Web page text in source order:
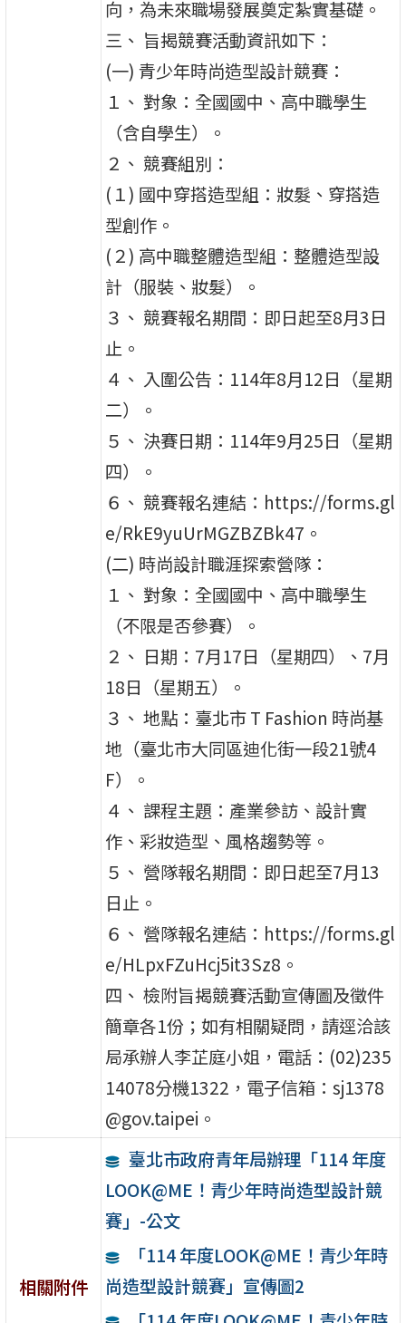
向，為未來職場發展奠定紮實基礎。
三、 旨揭競賽活動資訊如下：
(一) 青少年時尚造型設計競賽：
１、 對象：全國國中、高中職學生
（含自學生）。
２、 競賽組別：
(１) 國中穿搭造型組：妝髮、穿搭造
型創作。
(２) 高中職整體造型組：整體造型設
計（服裝、妝髮）。
３、 競賽報名期間：即日起至8月3日
止。
４、 入圍公告：114年8月12日（星期
二）。
５、 決賽日期：114年9月25日（星期
四）。
６、 競賽報名連結：https://forms.gl
e/RkE9yuUrMGZBZBk47。
(二) 時尚設計職涯探索營隊：
１、 對象：全國國中、高中職學生
（不限是否參賽）。
２、 日期：7月17日（星期四）、7月
18日（星期五）。
３、 地點：臺北市 T Fashion 時尚基
地（臺北市大同區迪化街一段21號4
F）。
４、 課程主題：產業參訪、設計實
作、彩妝造型、風格趨勢等。
５、 營隊報名期間：即日起至7月13
日止。
６、 營隊報名連結：https://forms.gl
e/HLpxFZuHcj5it3Sz8。
四、 檢附旨揭競賽活動宣傳圖及徵件
簡章各1份；如有相關疑問，請逕洽該
局承辦人李芷庭小姐，電話：(02)235
14078分機1322，電子信箱：sj1378
@gov.taipei。
相關附件
臺北市政府青年局辦理「114 年度
LOOK@ME！青少年時尚造型設計競
賽」-公文
「114 年度LOOK@ME！青少年時
尚造型設計競賽」宣傳圖2